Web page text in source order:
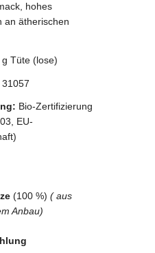
hohes
an ätherischen
g Tüte (lose)
31057
Bio-Zertifizierung
EU-
(100 %) ( aus
Anbau)